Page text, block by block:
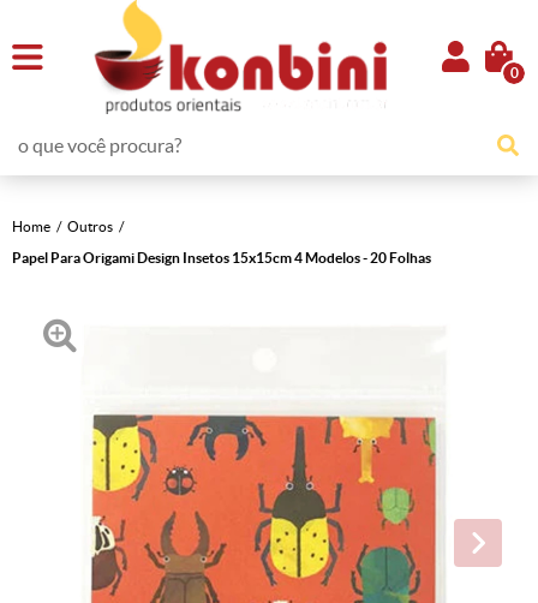
0
Home
Outros
Papel Para Origami Design Insetos 15x15cm 4 Modelos - 20 Folhas